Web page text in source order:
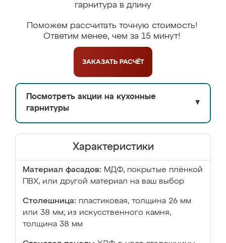
гарнитура в длину
Поможем рассчитать точную стоимость!
Ответим менее, чем за 15 минут!
ЗАКАЗАТЬ РАСЧЁТ
Посмотреть акции на кухонные
гарнитуры
▼
Характеристики
Материал фасадов: МДФ, покрытые плёнкой
ПВХ, или другой материал на ваш выбор
Столешница: пластиковая, толщина 26 мм
или 38 мм; из искусственного камня,
толщина 38 мм